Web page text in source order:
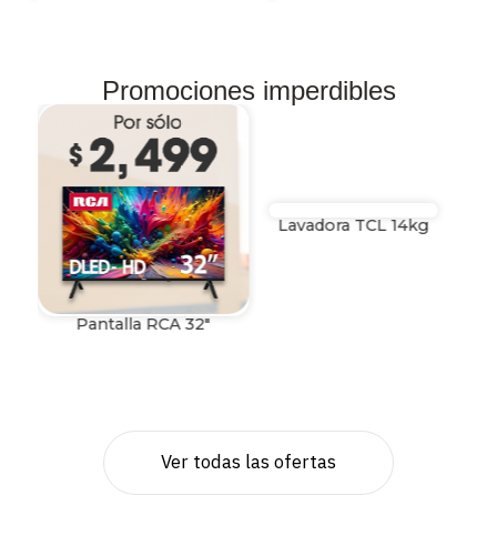
Promociones imperdibles
Pantalla RCA 32"
Lavadora TCL 14kg
Ver todas las ofertas